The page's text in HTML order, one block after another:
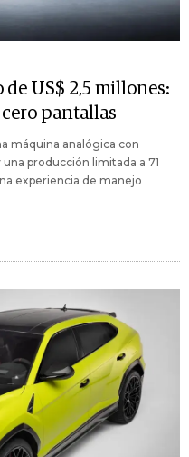
US$ 2,5 millones:
pantallas
máquina analógica con
producción limitada a 71
experiencia de manejo